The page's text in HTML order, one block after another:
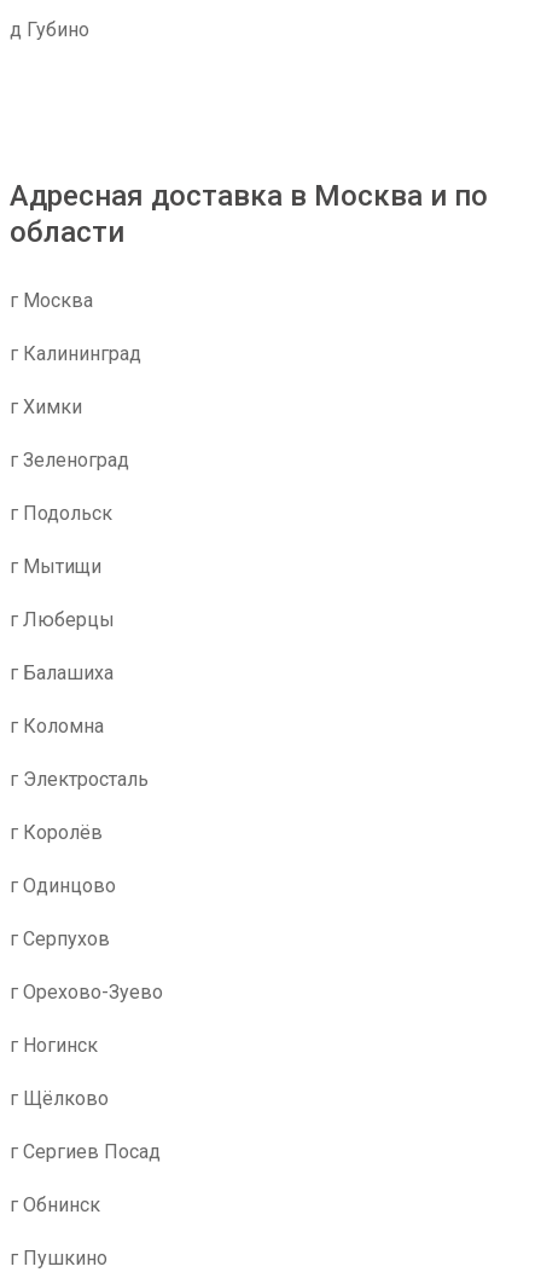
д Губино
Адресная доставка в Москва и по
области
г Москва
г Калининград
г Химки
г Зеленоград
г Подольск
г Мытищи
г Люберцы
г Балашиха
г Коломна
г Электросталь
г Королёв
г Одинцово
г Серпухов
г Орехово-Зуево
г Ногинск
г Щёлково
г Сергиев Посад
г Обнинск
г Пушкино